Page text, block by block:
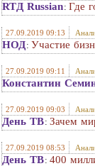
RTД Russian: Где
27.09.2019 09:13
НОД: Участие
27.09.2019 09:11
Константин
27.09.2019 09:03
День ТВ: Зачем
27.09.2019 08:53
День ТВ: 400